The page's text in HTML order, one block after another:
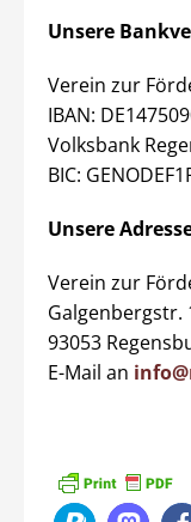
Unsere
Verein zur
IBAN:
Volksbank
BIC:
Unsere
Verein zur
Galgenbergstr.
93053
E-Mail an